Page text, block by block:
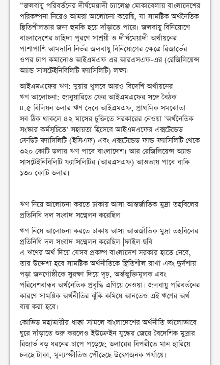
“জলবায়ু পরিবর্তনের দীর্ঘমেয়াদী চ্যালেঞ্জ মোকাবেলায় বাংলাদেশের
পরিকল্পনা নিয়েও আমরা আলোচনা করেছি, যা সামষ্টিক অর্থনৈতিক
স্থিতিশীলতার জন্য হুমকি হয়ে দাঁড়াতে পারে। জলবায়ু বিনিয়োগে
বাংলাদেশের চাহিদা পূরণে সাশ্রয়ী ও দীর্ঘমেয়াদী অর্থায়নের
পাশাপাশি আমদানি নির্ভর জলবায়ু বিনিয়োগের ক্ষেত্রে রিজার্ভের
ওপর চাপ কমানোও আইএমএফ এর আরএসএফ-এর (রেজিলিয়েন্স
অ্যান্ড সাসটেইনিবিলিটি ফ্যাসিলিটি) লক্ষ্য।
আইএমএফের ঋণ: দুয়ার খুলবে আরও বিদেশি অর্থায়নের
ঋণ আলোচনা: জানুয়ারিতে ফের আইএমএফের সঙ্গে বৈঠক
৪.৫ বিলিয়ন ডলার ঋণ দেবে আইএমএফ, প্রাথমিক সমঝোতা
সব ঠিক থাকলে ৪২ মাসের চুক্তিতে সরকারের নেওয়া ‘অর্থনৈতিক
সংস্কার কর্মসূচিতে’ সহায়তা হিসেবে আইএমএফের এক্সটেন্ডেড
ক্রেডিট ফ্যাসিলিটি (ইসিএফ) এবং এক্সটেন্ডেড ফান্ড ফ্যাসিলিটি থেকে
৩২০ কোটি ডলার ঋণ পাবে বাংলাদেশ। আর রেজিলিয়েন্স অ্যান্ড
সাসটেইনিবিলিটি ফ্যাসিলিটির (আরএসএফ) আওতায় পাবে বাকি
১৩০ কোটি ডলার।
ঋণ নিয়ে আলোচনা করতে ঢাকায় আসা আন্তর্জাতিক মুদ্রা তহবিলের
প্রতিনিধি দল সংবাদ সম্মেলন করেছিল
ঋণ নিয়ে আলোচনা করতে ঢাকায় আসা আন্তর্জাতিক মুদ্রা তহবিলের
প্রতিনিধি দল সংবাদ সম্মেলন করেছিল |ফাইল ছবি
এ ঋণের অর্থ দিয়ে যেসব প্রকল্প বাংলাদেশ সরকার হাতে নেবে,
তার উদ্দেশ্য হবে সামষ্টিক অর্থনীতিকে স্থিতিশীল রাখা এবং দুর্দশায়
পড়া জনগোষ্ঠীকে সুরক্ষা দিয়ে দৃঢ়, অর্ন্তভুক্তিমূলক এবং
পরিবেশবান্ধব অর্থনৈতিক প্রবৃদ্ধি এগিয়ে নেওয়া। জলবায়ু পরিবর্তনের
কারণে সামষ্টিক অর্থনীতির ঝুঁকি কমিয়ে আনতেও এই ঋণের অর্থ
ব্যয় করা হবে।
কোভিড মহামারীর ধাক্কা সামলে বাংলাদেশের অর্থনীতি ভালোভাবে
ঘুরে দাঁড়াতে শুরু করলেও ইউক্রেইন যুদ্ধের জেরে বৈদেশিক মুদ্রার
রিজার্ভ বড় ধরনের চাপে পড়েছে; ডলারের বিপরীতে মান হারিয়ে
চলছে টাকা, মূল্যস্ফীতিও পৌঁছেছে উদ্বেগজনক পর্যায়ে।